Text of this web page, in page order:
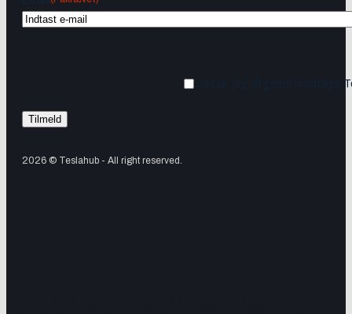
Ja tak, jeg vil gerne modtage
2026 © Teslahub - All right reserved.